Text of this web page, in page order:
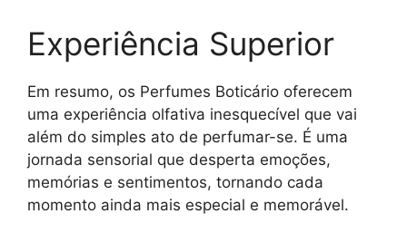
Experiência Superior
Em resumo, os Perfumes Boticário oferecem
uma experiência olfativa inesquecível que vai
além do simples ato de perfumar-se. É uma
jornada sensorial que desperta emoções,
memórias e sentimentos, tornando cada
momento ainda mais especial e memorável.